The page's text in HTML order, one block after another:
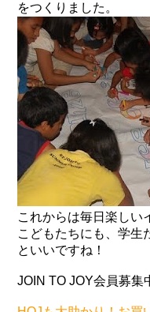
をつくりました。
これからは毎日楽しい
こどもたちにも、学生
といいですね！
JOIN TO JOY会員募集